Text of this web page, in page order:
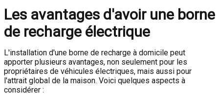
Les avantages d'avoir une borne
de recharge électrique
L'installation d'une borne de recharge à domicile peut
apporter plusieurs avantages, non seulement pour les
propriétaires de véhicules électriques, mais aussi pour
l'attrait global de la maison. Voici quelques aspects à
considérer :